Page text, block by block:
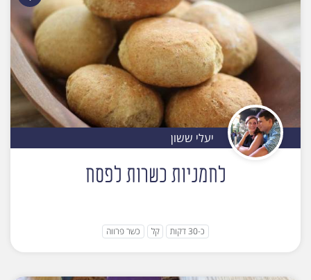
יעלי ששון
לחמניות כשרות לפסח
כ-30 דקות קל כשר פרווה